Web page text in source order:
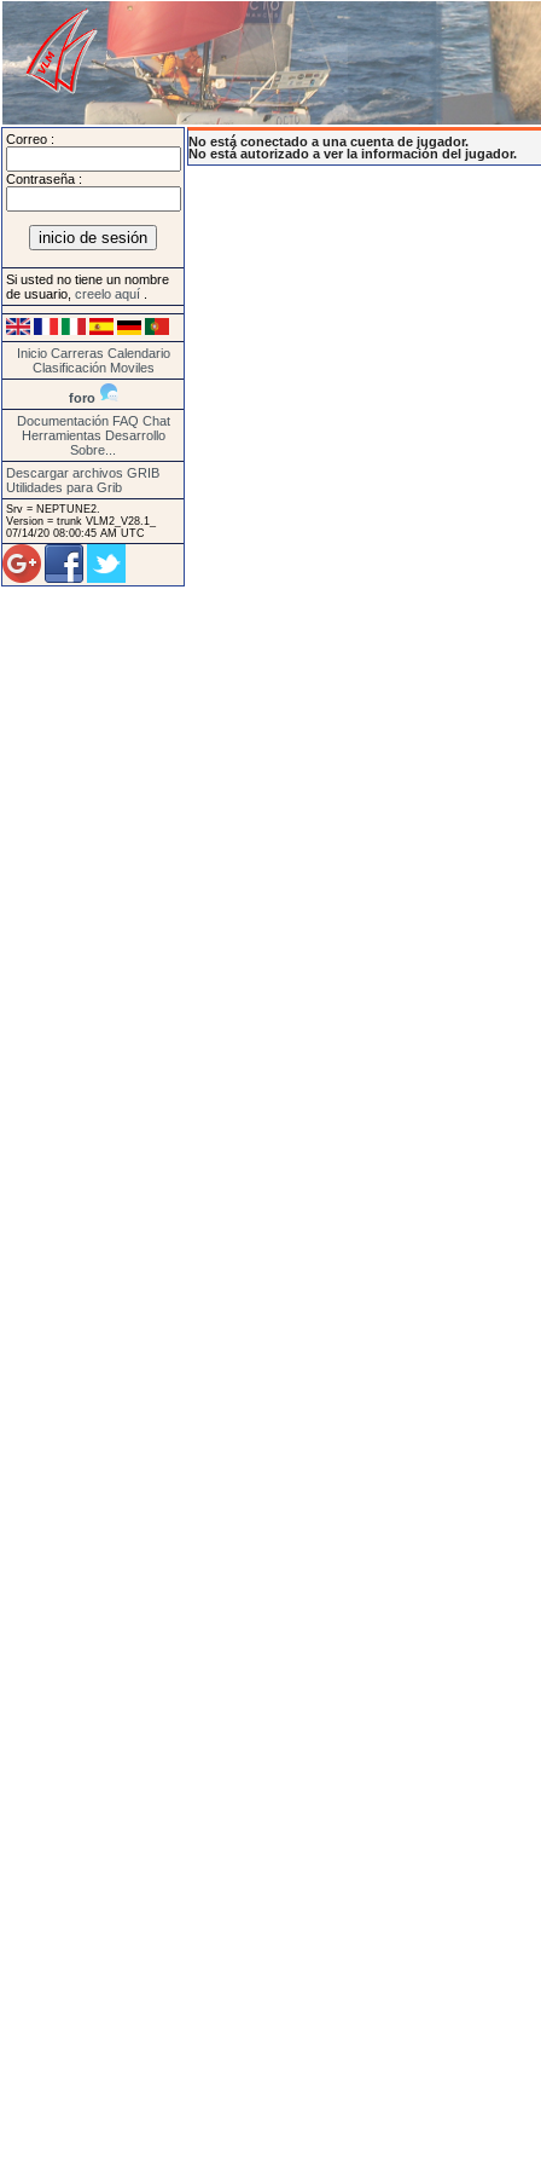
Correo :
Contraseña :
Si usted no tiene un nombre
de usuario, creelo aquí
Inicio Carreras Calendario
Clasificación Moviles
foro
Documentación FAQ Chat
Herramientas Desarrollo
Sobre...
Descargar archivos GRIB
Utilidades para Grib
Srv = NEPTUNE2.
Version = trunk VLM2_V28.1_
07/14/20 08:00:45 AM UTC
No está conectado a una cuenta de jugador.
No está autorizado a ver la información del jugador.